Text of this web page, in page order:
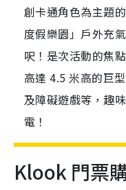
創卡通角色為主題
度假樂園」戶外充
呎！是次活動的焦
高達 4.5 米高的巨
及障礙遊戲等，趣
電！
Klook 門票